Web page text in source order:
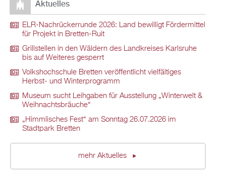
Aktuelles
ELR-Nachrückerrunde 2026: Land bewilligt Fördermittel
für Projekt in Bretten-Ruit
Grillstellen in den Wäldern des Landkreises Karlsruhe
bis auf Weiteres gesperrt
Volkshochschule Bretten veröffentlicht vielfältiges
Herbst- und Winterprogramm
Museum sucht Leihgaben für Ausstellung „Winterwelt &
Weihnachtsbräuche“
„Himmlisches Fest“ am Sonntag 26.07.2026 im
Stadtpark Bretten
mehr Aktuelles